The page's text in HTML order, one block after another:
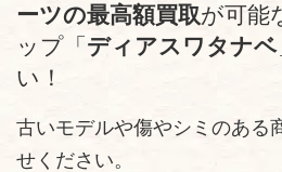
ーツの最高額買取が可能
ップ「 ディアスワタナベ
い！
古いモデルや傷やシミのある
せください。